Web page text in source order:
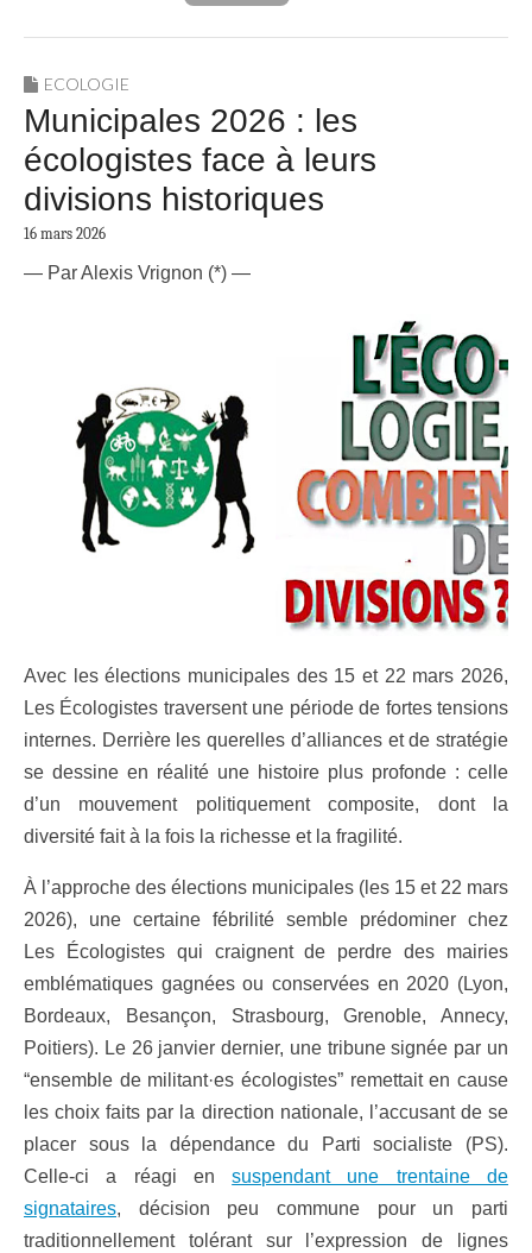
ECOLOGIE
Municipales 2026 : les
écologistes face à leurs
divisions historiques
16 mars 2026
— ParAlexis Vrignon (*) —
Avec les élections municipales des 15 et 22 mars 2026,
Les Écologistes traversent une période de fortes tensions
internes. Derrière les querelles d’alliances et de stratégie
se dessine en réalité une histoire plus profonde : celle
d’un mouvement politiquement composite, dont la
diversité fait à la fois la richesse et la fragilité.
À l’approche des élections municipales (les 15 et 22 mars
2026), une certaine fébrilité semble prédominer chez
Les Écologistes qui craignent de perdre des mairies
emblématiques gagnées ou conservées en 2020 (Lyon,
Bordeaux, Besançon, Strasbourg, Grenoble, Annecy,
Poitiers). Le 26 janvier dernier, une tribune signée par un
“ensemble de militant·es écologistes” remettait en cause
les choix faits par la direction nationale, l’accusant de se
placer sous la dépendance du Parti socialiste (PS).
Celle-ci a réagi ensuspendant une trentaine de
signataires, décision peu commune pour un parti
traditionnellement tolérant sur l’expression de lignes